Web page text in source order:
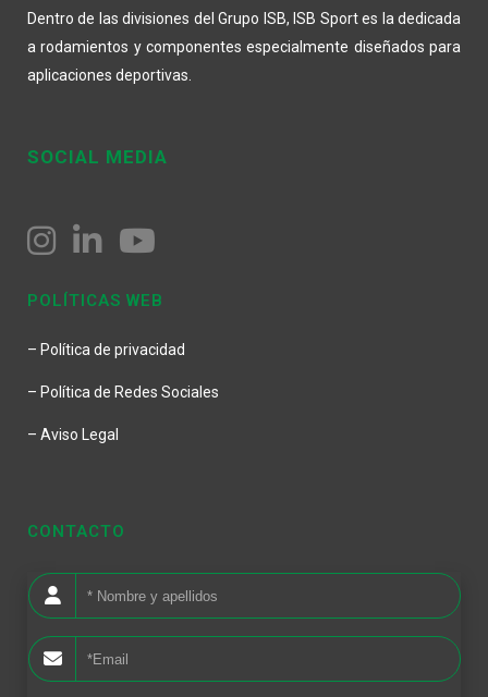
Dentro de las divisiones del Grupo ISB, ISB Sport es la dedicada
a rodamientos y componentes especialmente diseñados para
aplicaciones deportivas.
SOCIAL MEDIA
POLÍTICAS WEB
– Política de privacidad
– Política de Redes Sociales
– Aviso Legal
CONTACTO